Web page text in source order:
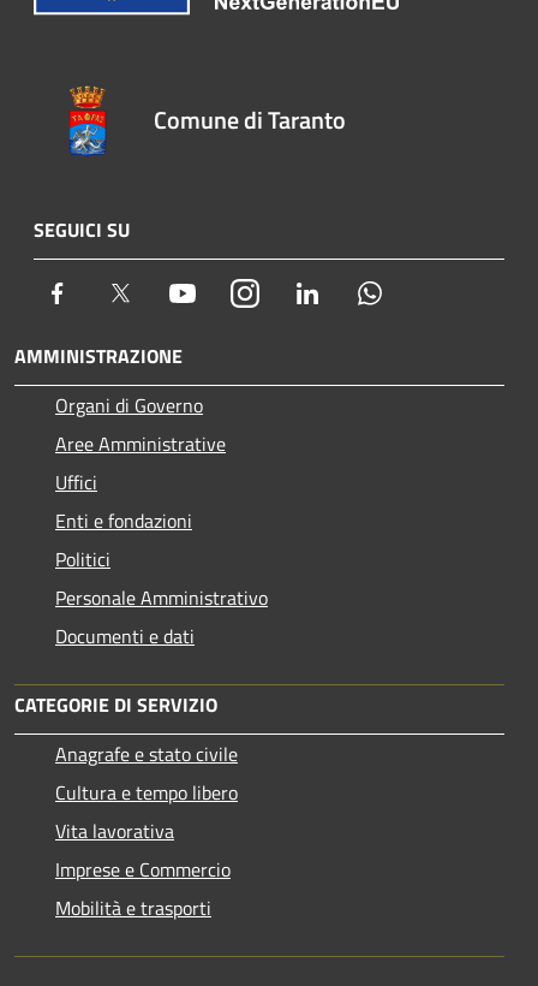
Comune di Taranto
SEGUICI SU
Facebook Twitter YoutubeInstagram LinkedIn
AMMINISTRAZIONE
Organi di Governo
Aree Amministrative
Uffici
Enti e fondazioni
Politici
Personale Amministrativo
Documenti e dati
CATEGORIE DI SERVIZIO
Anagrafe e stato civile
Cultura e tempo libero
Vita lavorativa
Imprese e Commercio
Mobilità e trasporti